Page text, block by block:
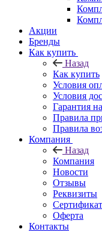
Акции
Бренды
Как купить
Назад
Как купить
Условия
Условия
Гарантия
Правила
Правила
Компания
Назад
Компания
Новости
Отзывы
Реквизиты
Оферта
Контакты